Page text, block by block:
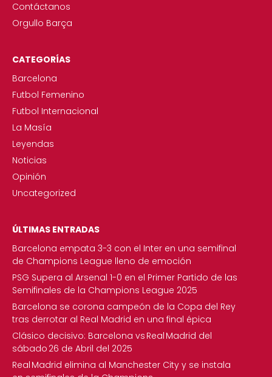
Contáctanos
Orgullo Barça
CATEGORÍAS
Barcelona
Futbol Femenino
Futbol Internacional
La Masía
Leyendas
Noticias
Opinión
Uncategorized
ÚLTIMAS ENTRADAS
Barcelona empata 3-3 con el Inter en una semifinal
de Champions League lleno de emoción
PSG Supera al Arsenal 1-0 en el Primer Partido de las
Semifinales de la Champions League 2025
Barcelona se corona campeón de la Copa del Rey
tras derrotar al Real Madrid en una final épica
Clásico decisivo: Barcelona vs Real Madrid del
sábado 26 de Abril del 2025
Real Madrid elimina al Manchester City y se instala